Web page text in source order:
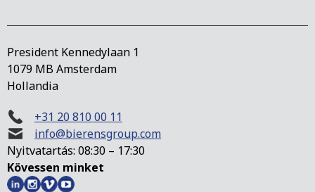
President Kennedylaan 1
1079 MB Amsterdam
Hollandia
+31 20 810 00 11
info@bierensgroup.com
Nyitvatartás: 08:30 – 17:30
Kövessen minket